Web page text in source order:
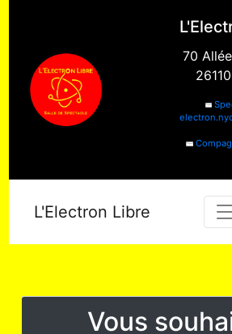
70
L'Electron Libre
Vous